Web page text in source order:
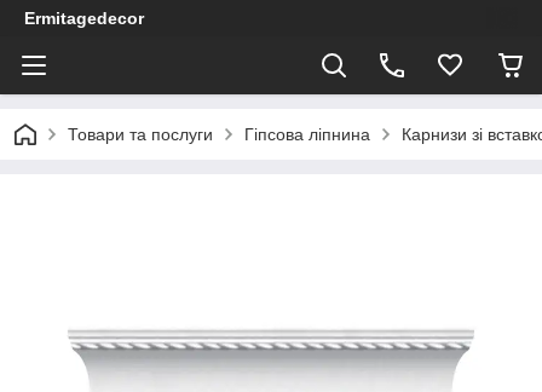
Ermitagedecor
Товари та послуги Гіпсова ліпнина Карнизи зі